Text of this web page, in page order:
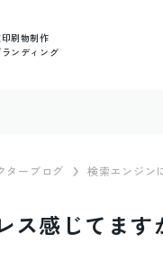
刷物制作
ンディング
ターブログ 検索エンジン
ス感じてます